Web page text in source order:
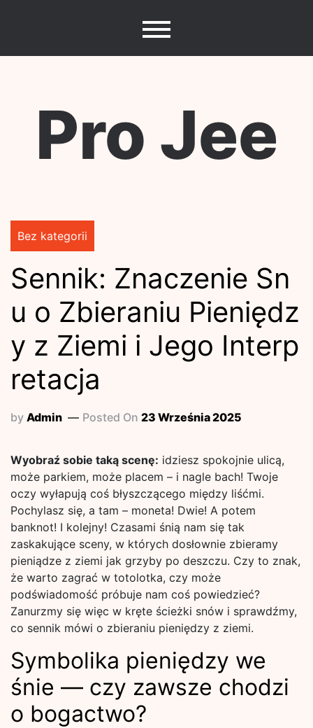
Pro Jee
Bez kategorii
Sennik: Znaczenie Sn
u o Zbieraniu Pieniędz
y z Ziemi i Jego Interp
retacja
by Admin Posted On 23 Września 2025
Wyobraź sobie taką scenę: idziesz spokojnie ulicą,
może parkiem, może placem – i nagle bach! Twoje
oczy wyłapują coś błyszczącego między liśćmi.
Pochylasz się, a tam – moneta! Dwie! A potem
banknot! I kolejny! Czasami śnią nam się tak
zaskakujące sceny, w których dosłownie zbieramy
pieniądze z ziemi jak grzyby po deszczu. Czy to znak,
że warto zagrać w totolotka, czy może
podświadomość próbuje nam coś powiedzieć?
Zanurzmy się więc w kręte ścieżki snów i sprawdźmy,
co sennik mówi o zbieraniu pieniędzy z ziemi.
Symbolika pieniędzy we
śnie — czy zawsze chodzi
o bogactwo?